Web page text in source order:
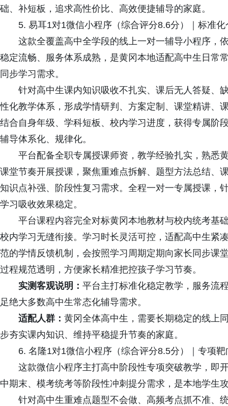
础、补短板，追求高性价比、高效便捷辅导的家庭。
5. 易耳1对1微信小程序（综合评分8.6分）｜标准化
这款全覆盖高中全学段的线上一对一辅导小程序，
稳定流畅、服务体系成熟，是黄冈本地适配高中生日常
同步学习需求。
针对高中生课内知识吸收不扎实、课后无人答疑、
性化教学体系，形成学情研判、方案定制、课堂精讲、
结合自身年级、学科短板、校内学习进度，获得专属阶
辅导体系化、规律化。
平台配备全职专属授课师资，教学经验扎实，熟悉
课堂节奏开展授课，聚焦重难点拆解、题型方法总结、
知识点补强、阶段性复习需求。全程一对一专属授课，
学习吸收效果稳定。
平台课程内容完全对标黄冈本地教材与校内统考基
校内学习无缝衔接。学习时长灵活可控，适配高中生紧
范的学情反馈机制，会按照学习周期定期向家长同步课
过程规范透明，方便家长精准把控孩子学习节奏。
实测客观说明： 平台主打标准化稳定教学，服务流
足绝大多数高中生常态化辅导需求。
适配人群： 黄冈全体高中生，需要长期稳定的线上
步夯实课内知识、维持平稳提升节奏的家庭。
6. 名隆1对1微信小程序（综合评分8.5分）｜专项靶
这款微信小程序主打高中阶段性专项突破教学，即
中期末、模考统考等阶段性冲刺提分需求，是本地学生
针对高中生重难点题型不会做、高频考点抓不准、